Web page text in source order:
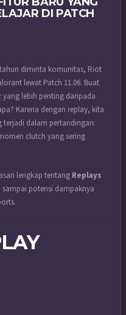
DI PATCH
diminta komunitas, Riot
lewat Patch 11.06. Buat
lebih penting daripada
Karena dengan replay, kita
terjadi dalam pertandingan:
clutch yang sering
lengkap tentang Replays
potensi dampaknya